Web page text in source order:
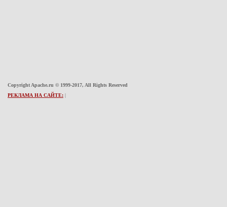
Copyright Apache.ru © 1999-2017, All Rights Reserved
РЕКЛАМА НА САЙТЕ: |